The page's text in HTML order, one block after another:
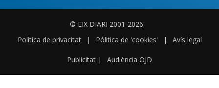
© EIX DIARI 2001-2026.
Política de privacitat
| Pólitica de 'cookies' | Avís legal
Publicitat | Audiència OJD